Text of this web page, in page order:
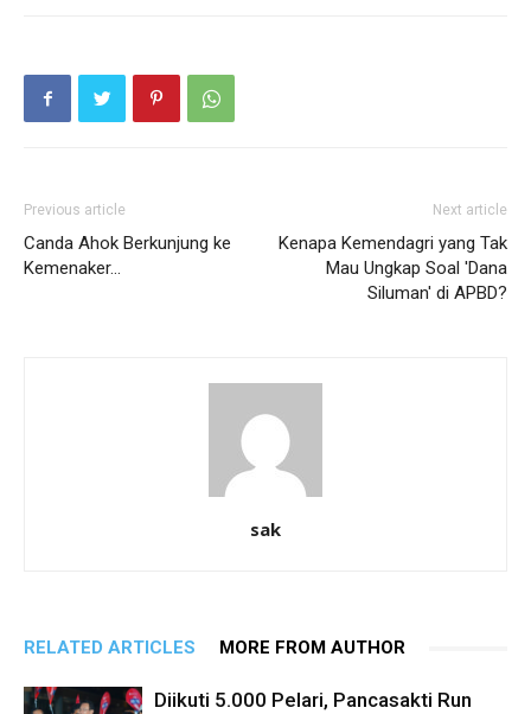
Previous article
Canda Ahok Berkunjung ke
Kemenaker…
Next article
Kenapa Kemendagri yang Tak
Mau Ungkap Soal 'Dana
Siluman' di APBD?
sak
RELATED ARTICLES MORE FROM AUTHOR
Diikuti 5.000 Pelari, Pancasakti Run